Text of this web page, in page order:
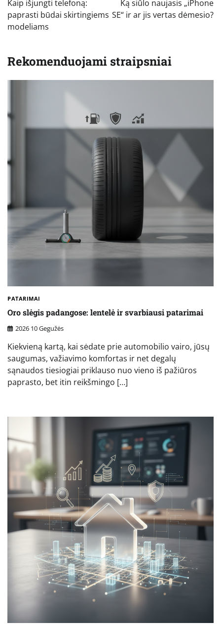
įrašų
Kaip išjungti telefoną:
paprasti būdai skirtingiems
modeliams
Ką siūlo naujasis „iPhone
SE“ ir ar jis vertas dėmesio?
Rekomenduojami straipsniai
PATARIMAI
Oro slėgis padangose: lentelė ir svarbiausi patarimai
2026 10 Gegužės
Kiekvieną kartą, kai sėdate prie automobilio vairo, jūsų
saugumas, važiavimo komfortas ir net degalų
sąnaudos tiesiogiai priklauso nuo vieno iš pažiūros
paprasto, bet itin reikšmingo […]